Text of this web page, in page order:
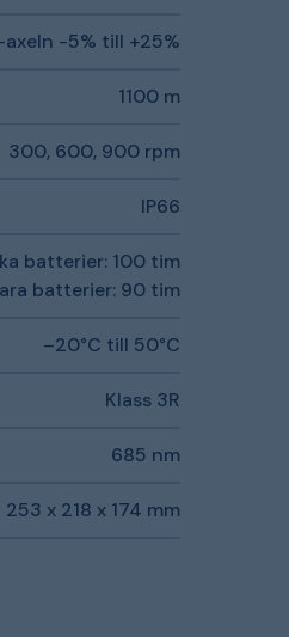
axeln -5% till +25%
1100 m
300, 600, 900 rpm
IP66
batterier: 100 tim
batterier: 90 tim
–20°C till 50°C
Klass 3R
685 nm
253 x 218 x 174 mm